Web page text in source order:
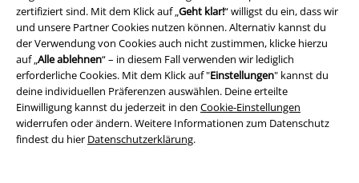
zertifiziert sind. Mit dem Klick auf „Geht klar!“ willigst du ein, dass wir
und unsere Partner Cookies nutzen können. Alternativ kannst du
der Verwendung von Cookies auch nicht zustimmen, klicke hierzu
auf „Alle ablehnen“ – in diesem Fall verwenden wir lediglich
erforderliche Cookies. Mit dem Klick auf "Einstellungen" kannst du
deine individuellen Präferenzen auswählen. Deine erteilte
Einwilligung kannst du jederzeit in den Cookie-Einstellungen
widerrufen oder ändern. Weitere Informationen zum Datenschutz
findest du hier Datenschutzerklärung.
UVP24,99 €
19,99 €
Alex
Rock Rebel by EMP
Gürtel
-50%
2-teilig
UVP 39,99 €
19,99 €
When The Heart Rules The Mind
Black Premium by EMP